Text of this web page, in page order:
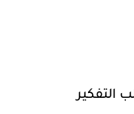
التفكير